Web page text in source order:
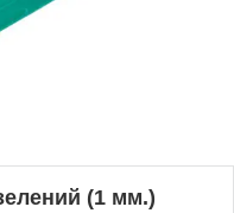
(1 мм.)